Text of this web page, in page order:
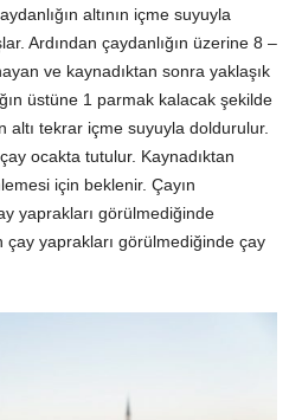
altının içme suyuyla
Ardından çaydanlığın üzerine 8 –
ve kaynadıktan sonra yaklaşık
üstüne 1 parmak kalacak şekilde
altı tekrar içme suyuyla doldurulur.
ocakta tutulur. Kaynadıktan
için beklenir. Çayın
yaprakları görülmediğinde
çay yaprakları görülmediğinde çay